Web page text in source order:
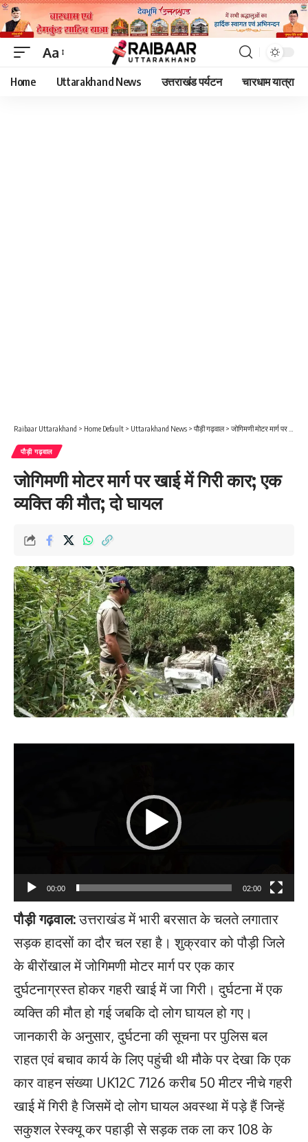
Font
Resizer
Aa
Home Uttarakhand News उत्तराखंड पर्यटन चारधाम यात्रा
Raibaar Uttarakhand > Home Default > Uttarakhand News > पौड़ी गढ़वाल> जोगिमणी मोटर मार्ग पर खाई में गिरी कार; एक व्यक्ति की मौत; दो घायल
पौड़ी गढ़वाल
जोगिमणी मोटर मार्ग पर खाई में गिरी कार; एक
व्यक्ति की मौत; दो घायल
00:00 02:00
पौड़ी गढ़वाल:उत्तराखंड में भारी बरसात के चलते लगातार
सड़क हादसों का दौर चल रहा है। शुक्रवार को पौड़ी जिले
के बीरोंखाल में जोगिमणी मोटर मार्ग पर एक कार
दुर्घटनाग्रस्त होकर गहरी खाई में जा गिरी। दुर्घटना में एक
व्यक्ति की मौत हो गई जबकि दो लोग घायल हो गए।
जानकारी के अनुसार, दुर्घटना की सूचना पर पुलिस बल
राहत एवं बचाव कार्य के लिए पहुंची थी मौके पर देखा कि एक
कार वाहन संख्या UK12C 7126 करीब 50 मीटर नीचे गहरी
खाई में गिरी है जिसमें दो लोग घायल अवस्था में पड़े हैं जिन्हें
सकुशल रेस्क्यू कर पहाड़ी से सड़क तक ला कर 108 के